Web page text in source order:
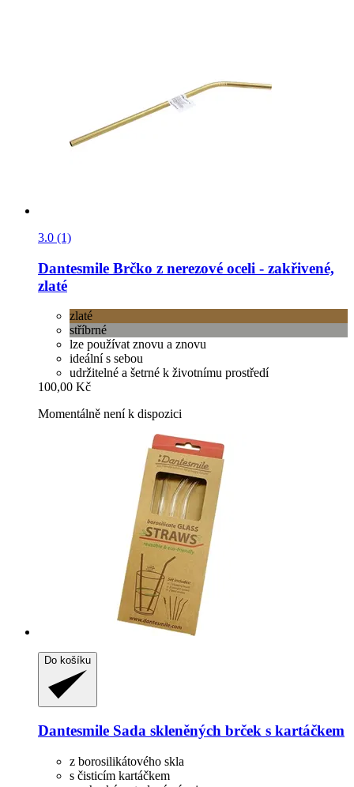
3.0 (1)
Dantesmile Brčko z nerezové oceli -​ zakřivené,
zlaté
zlaté
stříbrné
lze používat znovu a znovu
ideální s sebou
udržitelné a šetrné k životnímu prostředí
100,00 Kč
Momentálně není k dispozici
Do košíku
Dantesmile Sada skleněných brček s kartáčkem
z borosilikátového skla
s čisticím kartáčkem